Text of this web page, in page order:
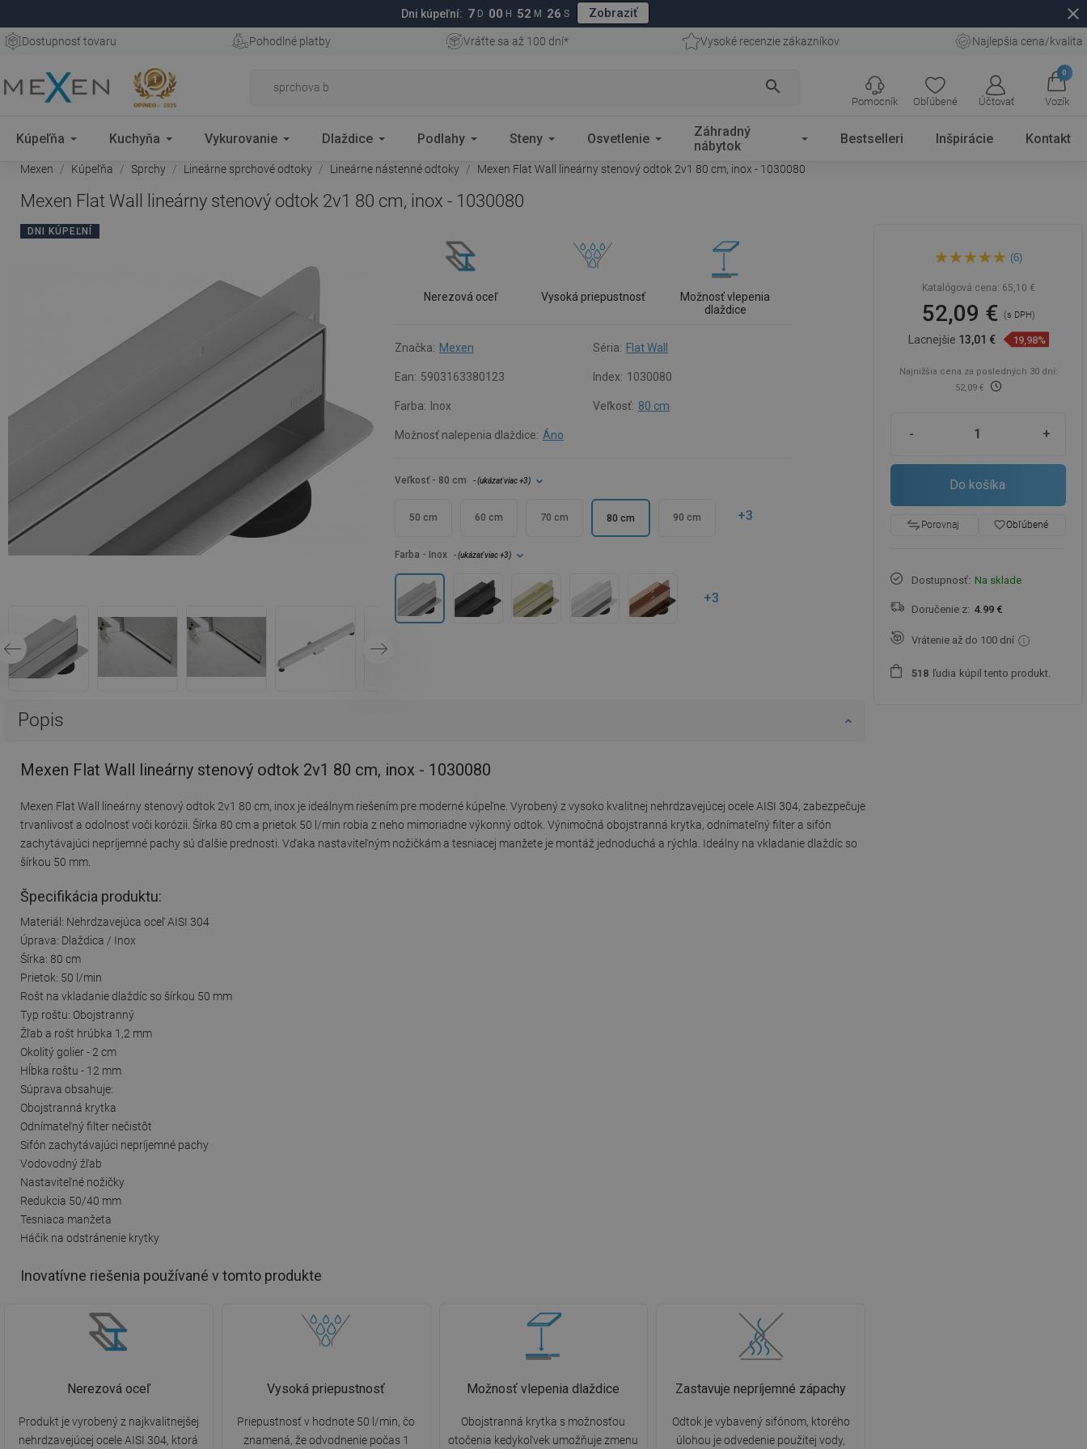
Dni kúpeľní: 7 D 00 H 52 M 25 S Zobraziť close
Dostupnosť tovaru Pohodlné platby Vráťte sa až 100 dní* Vysoké recenzie zákazníkov Najlepšia cena/kvalita
search
Obľúbené Účtovať
0
Vozík
Pomocník
Kúpeľňa Kuchyňa Vykurovanie Dlaždice Podlahy Steny Osvetlenie
Záhradný
nábytok
Bestselleri Inšpirácie Kontakt
Mexen Kúpeľňa Sprchy Lineárne sprchové odtoky Lineárne nástenné odtoky Mexen Flat Wall lineárny stenový odtok 2v1 80 cm, inox - 1030080
Mexen Flat Wall lineárny stenový odtok 2v1 80 cm, inox - 1030080
DNI KÚPEĽNÍ
Nerezová oceľ Vysoká priepustnosť
Možnosť vlepenia
dlaždice
Značka: Mexen Séria: Flat Wall
Ean: 5903163380123 Index: 1030080
Farba: Inox Veľkosť: 80 cm
Možnosť nalepenia dlaždice: Áno
Veľkosť- 80 cm - (ukázať viac+3)
50 cm 60 cm 70 cm 80 cm 90 cm +3
Farba - Inox - (ukázať viac+3)
+3
Popis
Mexen Flat Wall lineárny stenový odtok 2v1 80 cm, inox - 1030080
Mexen Flat Wall lineárny stenový odtok 2v1 80 cm, inox je ideálnym riešením pre moderné kúpeľne. Vyrobený z vysoko kvalitnej nehrdzavejúcej ocele AISI 304, zabezpečuje
trvanlivosť a odolnosť voči korózii. Šírka 80 cm a prietok 50 l/min robia z neho mimoriadne výkonný odtok. Výnimočná obojstranná krytka, odnímateľný filter a sifón
zachytávajúci nepríjemné pachy sú ďalšie prednosti. Vďaka nastaviteľným nožičkám a tesniacej manžete je montáž jednoduchá a rýchla. Ideálny na vkladanie dlaždíc so
šírkou 50 mm.
Špecifikácia produktu:
Materiál: Nehrdzavejúca oceľ AISI 304
Úprava: Dlaždica / Inox
Šírka: 80 cm
Prietok: 50 l/min
Rošt na vkladanie dlaždíc so šírkou 50 mm
Typ roštu: Obojstranný
Žľab a rošt hrúbka 1,2 mm
Okolitý golier - 2 cm
Hĺbka roštu - 12 mm
Súprava obsahuje:
Obojstranná krytka
Odnímateľný filter nečistôt
Sifón zachytávajúci nepríjemné pachy
Vodovodný žľab
Nastaviteľné nožičky
Redukcia 50/40 mm
Tesniaca manžeta
Háčik na odstránenie krytky
Inovatívne riešenia používané v tomto produkte
Nerezová oceľ
Produkt je vyrobený z najkvalitnejšej
nehrdzavejúcej ocele AISI 304, ktorá
Vysoká priepustnosť
Priepustnosť v hodnote 50 l/min, čo
znamená, že odvodnenie počas 1
Možnosť vlepenia dlaždice
Obojstranná krytka s možnosťou
otočenia kedykoľvek umožňuje zmenu
Zastavuje nepríjemné zápachy
Odtok je vybavený sifónom, ktorého
úlohou je odvedenie použitej vody,
stenový odtok 2v1 80 cm,
(6)
Katalógová cena: 65,10 €
52,09 € (s DPH)
Lacnejšie 13,01 € 19,98%
Najnižšia cena za posledných 30 dní:
52,09 €
- +
Do košíka
Porovnaj favorite_borderObľúbené
Dostupnosť: Na sklade
Doručenie z: 4.99 €
Vrátenie až do 100 dní
51 8 ľudia kúpil tento produkt.